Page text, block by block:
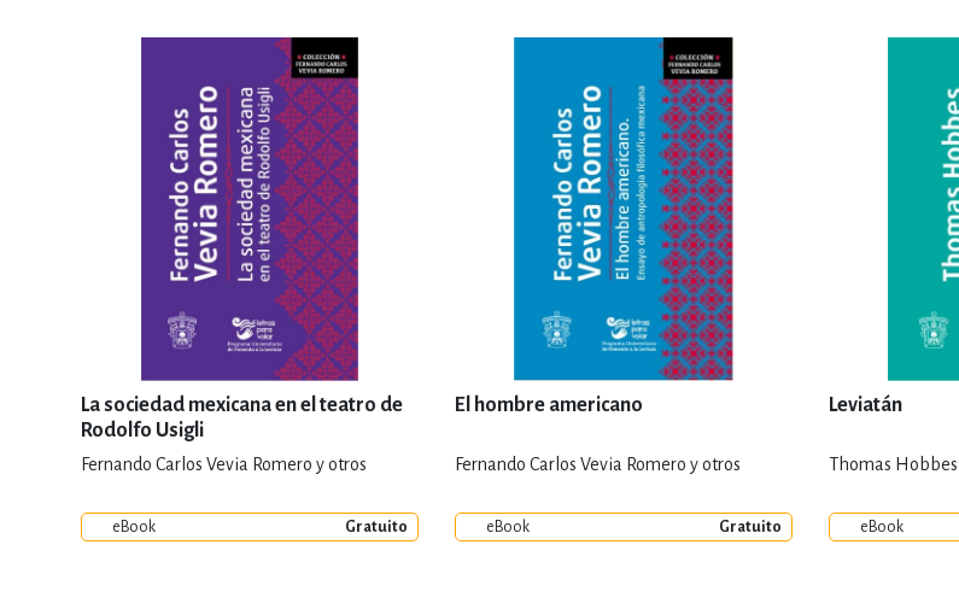
La sociedad mexicana en el teatro de
Rodolfo Usigli
Fernando Carlos Vevia Romero y otros
eBook Gratuito
El hombre americano
Fernando Carlos Vevia Romero y otros
eBook Gratuito
Leviatán
Thomas Hobbes
eBook